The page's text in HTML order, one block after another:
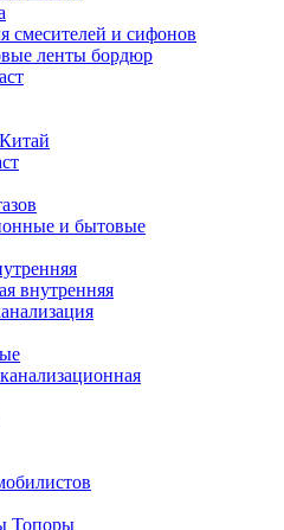
смесителей и сифонов
ленты бордюр
и бытовые
внутренняя
Топоры